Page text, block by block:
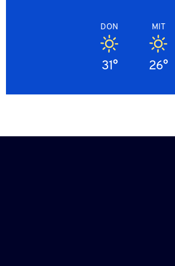
MIT
26°
DON
31°